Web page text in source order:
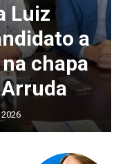
Luiz
a
chapa